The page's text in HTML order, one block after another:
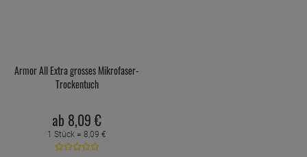
Armor All Extra grosses Mikrofaser-
Trockentuch
ab 8,09 €
1 Stück = 8,09 €